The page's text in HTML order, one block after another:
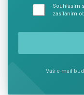
Souhlasím
zasíláním
Váš e-mail